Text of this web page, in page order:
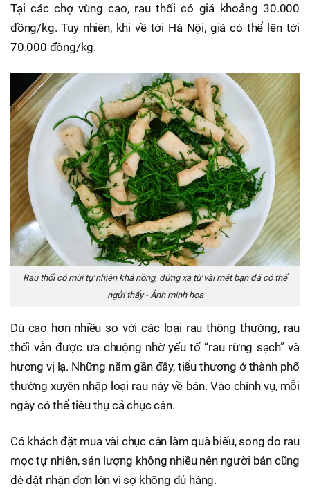
Tại các chợ vùng cao, rau thối có giá khoảng 30.000
đồng/kg. Tuy nhiên, khi về tới Hà Nội, giá có thể lên tới
70.000 đồng/kg.
Rau thối có mùi tự nhiên khá nồng, đứng xa từ vài mét bạn đã có thể
ngửi thấy - Ảnh minh họa
Dù cao hơn nhiều so với các loại rau thông thường, rau
thối vẫn được ưa chuộng nhờ yếu tố “rau rừng sạch” và
hương vị lạ. Những năm gần đây, tiểu thương ở thành phố
thường xuyên nhập loại rau này về bán. Vào chính vụ, mỗi
ngày có thể tiêu thụ cả chục cân.
Có khách đặt mua vài chục cân làm quà biếu, song do rau
mọc tự nhiên, sản lượng không nhiều nên người bán cũng
dè dặt nhận đơn lớn vì sợ không đủ hàng.